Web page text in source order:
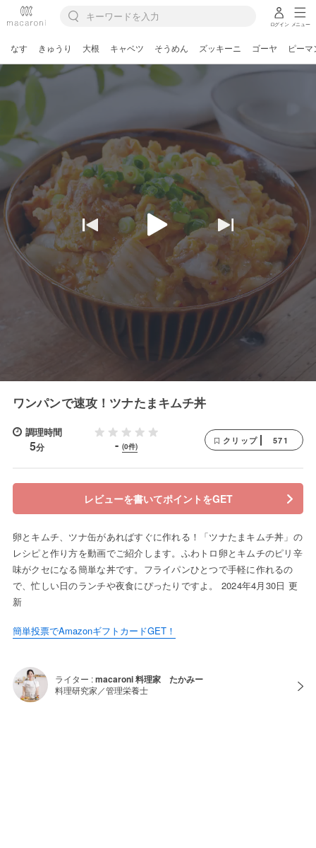
ログイン メニュー
なす きゅうり 大根 キャベツ そうめん ズッキーニ ゴーヤ ピーマ
ワンパンで速攻！ツナたまキムチ丼
調理時間
5分 - (0件)
クリップ 571
レビューを書いてポイントをGET
卵とキムチ、ツナ缶があればすぐに作れる！「ツナたまキムチ丼」の
レシピと作り方を動画でご紹介します。ふわトロ卵とキムチのピリ辛
味がクセになる簡単な丼です。フライパンひとつで手軽に作れるの
で、忙しい日のランチや夜食にぴったりですよ。 2024年4月30日 更
新
簡単投票でAmazonギフトカードGET！
ライター :macaroni 料理家 たかみー
料理研究家／管理栄養士